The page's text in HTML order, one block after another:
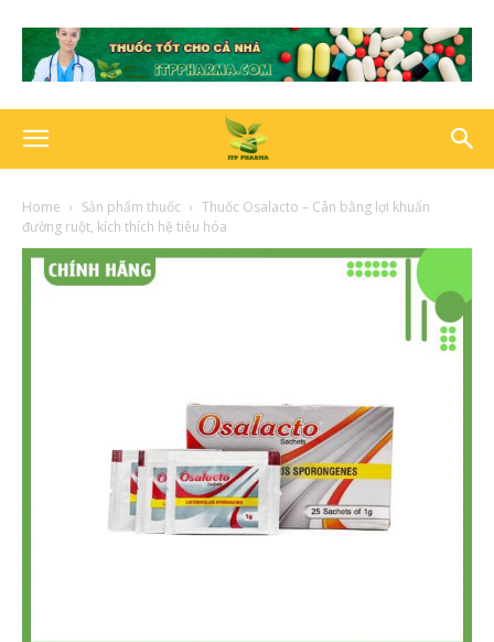
Home Sản phẩm thuốc
Thuốc Osalacto – Cân bằng lợi khuẩn
đường ruột, kích thích hệ tiêu hóa